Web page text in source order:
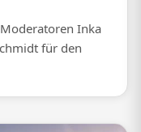
Inka
für den